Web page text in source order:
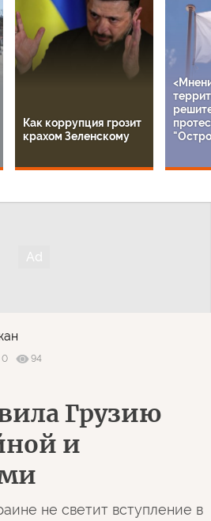
Как коррупция грозит
крахом Зеленскому
0
94
Грузию
и
не светит вступление в